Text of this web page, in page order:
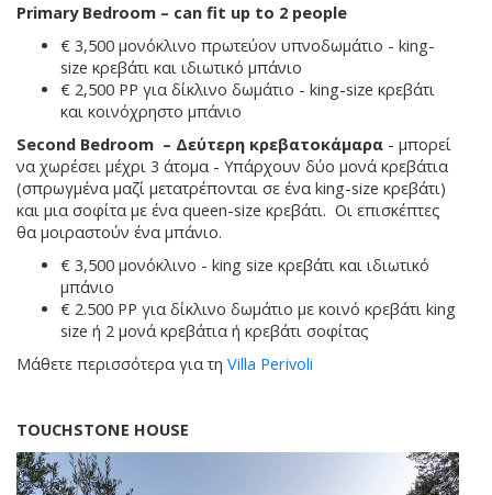
Primary Bedroom – can fit up to 2 people
€ 3,500 μονόκλινο πρωτεύον υπνοδωμάτιο - king-
size κρεβάτι και ιδιωτικό μπάνιο
€ 2,500 PP για δίκλινο δωμάτιο - king-size κρεβάτι
και κοινόχρηστο μπάνιο
Second Bedroom – Δεύτερη κρεβατοκάμαρα - μπορεί
να χωρέσει μέχρι 3 άτομα - Υπάρχουν δύο μονά κρεβάτια
(σπρωγμένα μαζί μετατρέπονται σε ένα king-size κρεβάτι)
και μια σοφίτα με ένα queen-size κρεβάτι. Οι επισκέπτες
θα μοιραστούν ένα μπάνιο.
€ 3,500 μονόκλινο - king size κρεβάτι και ιδιωτικό
μπάνιο
€ 2.500 PP για δίκλινο δωμάτιο με κοινό κρεβάτι king
size ή 2 μονά κρεβάτια ή κρεβάτι σοφίτας
Μάθετε περισσότερα για τη Villa Perivoli
TOUCHSTONE HOUSE